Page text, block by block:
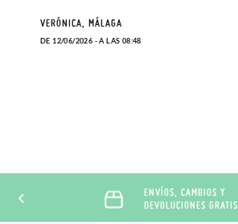
VERÓNICA, MÁLAGA
DE 12/06/2026 - A LAS 08:48
ENVÍOS, CAMBIOS Y
DEVOLUCIONES GRATIS